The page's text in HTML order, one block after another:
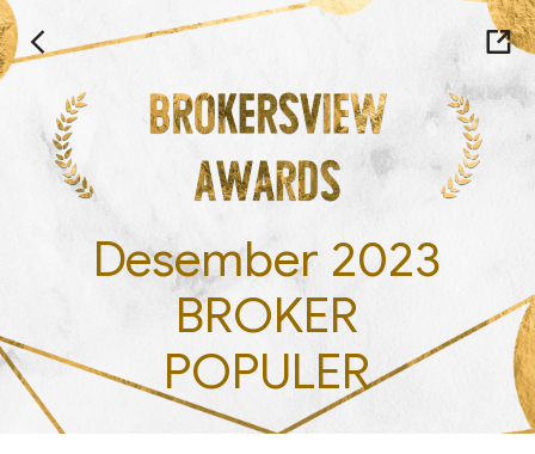
Desember 2023
BROKER
POPULER